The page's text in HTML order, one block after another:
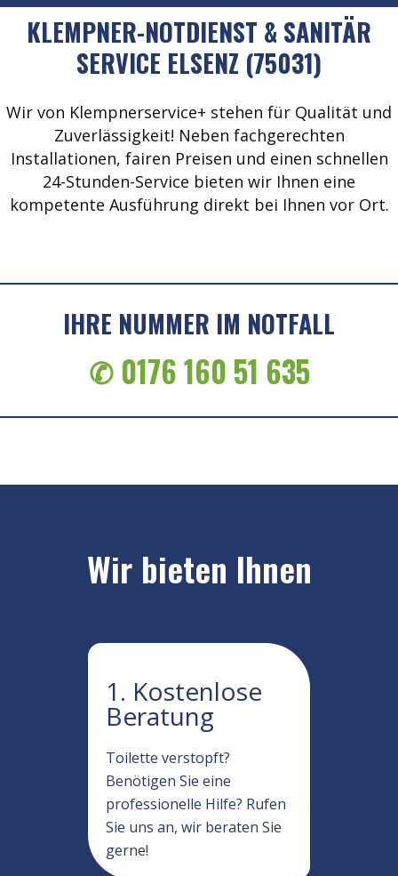
KLEMPNER-NOTDIENST & SANITÄR
SERVICE ELSENZ (75031)
Wir von Klempnerservice+ stehen für Qualität und
Zuverlässigkeit! Neben fachgerechten
Installationen, fairen Preisen und einen schnellen
24-Stunden-Service bieten wir Ihnen eine
kompetente Ausführung direkt bei Ihnen vor Ort.
IHRE NUMMER IM NOTFALL
✆ 0176 160 51 635
Wir bieten Ihnen
1. Kostenlose
Beratung
Toilette verstopft?
Benötigen Sie eine
professionelle Hilfe? Rufen
Sie uns an, wir beraten Sie
gerne!